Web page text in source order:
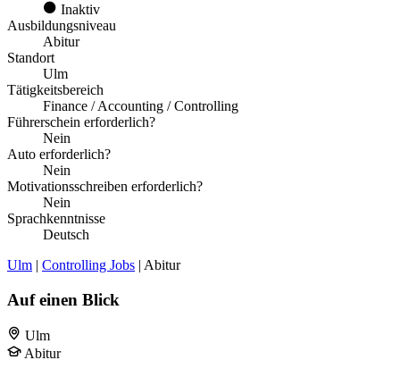
Inaktiv
Ausbildungsniveau
Abitur
Standort
Ulm
Tätigkeitsbereich
Finance / Accounting / Controlling
Führerschein erforderlich?
Nein
Auto erforderlich?
Nein
Motivationsschreiben erforderlich?
Nein
Sprachkenntnisse
Deutsch
Ulm | Controlling Jobs | Abitur
Auf einen Blick
Ulm
Abitur